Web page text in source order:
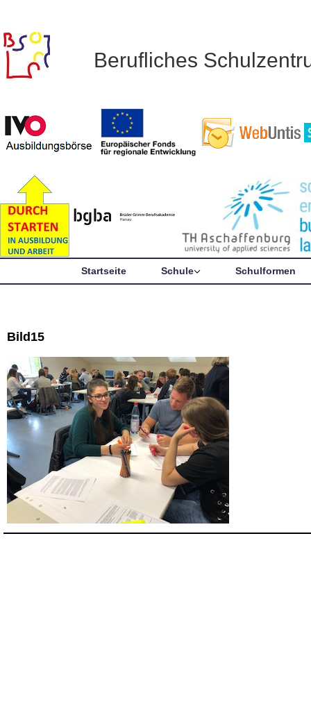
Berufliches
Startseite Schule Schulformen
Bild15